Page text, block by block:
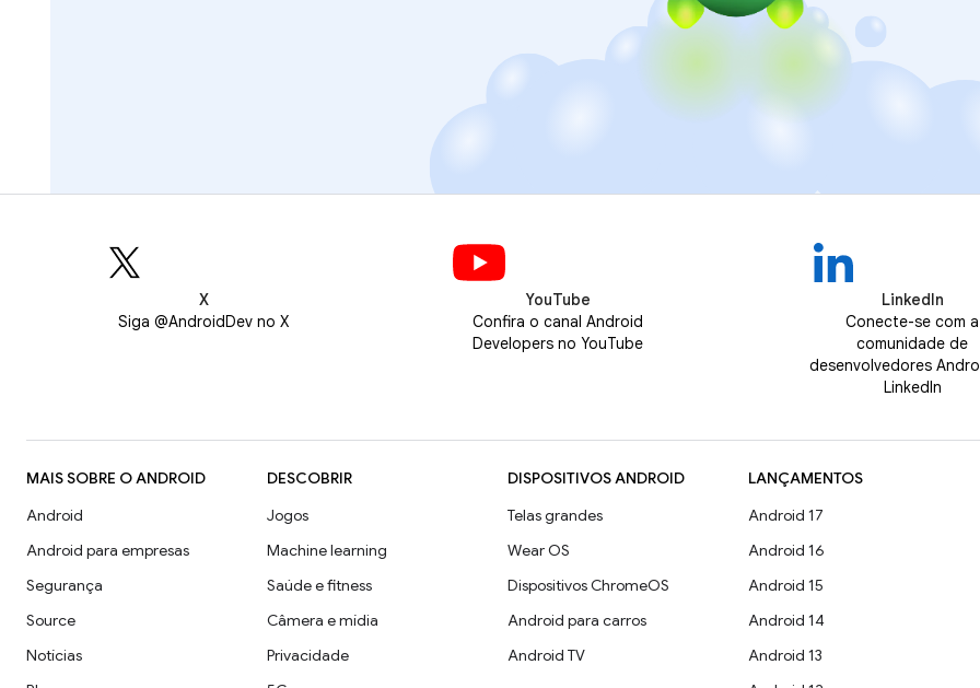
X
Siga @AndroidDev no X
YouTube
Confira o canal Android
Developers no YouTube
LinkedIn
Conecte-se com a
comunidade de
desenvolvedores
LinkedIn
MAIS SOBRE O ANDROID
Android
Android para empresas
Segurança
Source
Notícias
DESCOBRIR
Jogos
Machine learning
Saúde e fitness
Câmera e mídia
Privacidade
DISPOSITIVOS ANDROID
Telas grandes
Wear OS
Dispositivos ChromeOS
Android para carros
Android TV
LANÇAMENTOS
Android 17
Android 16
Android 15
Android 14
Android 13